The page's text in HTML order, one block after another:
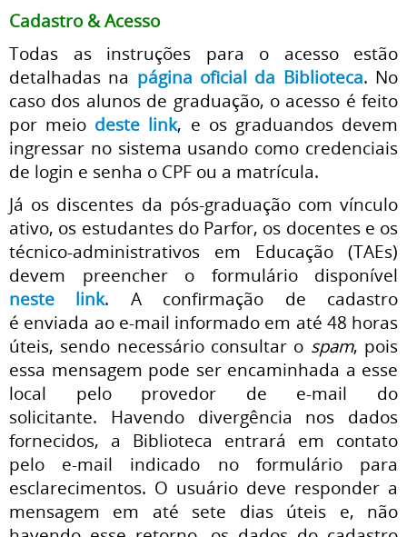
Cadastro & Acesso
Todas as instruções para o acesso estão
detalhadas na página oficial da Biblioteca. No
caso dos alunos de graduação, o acesso é feito
por meio deste link, e os graduandos devem
ingressar no sistema usando como credenciais
de login e senha o CPF ou a matrícula.
Já os discentes da pós-graduação com vínculo
ativo, os estudantes do Parfor, os docentes e os
técnico-administrativos em Educação (TAEs)
devem preencher o formulário disponível
neste link. A confirmação de cadastro
é enviada ao e-mail informado em até 48 horas
úteis, sendo necessário consultar o spam, pois
essa mensagem pode ser encaminhada a esse
local pelo provedor de e-mail do
solicitante. Havendo divergência nos dados
fornecidos, a Biblioteca entrará em contato
pelo e-mail indicado no formulário para
esclarecimentos. O usuário deve responder a
mensagem em até sete dias úteis e, não